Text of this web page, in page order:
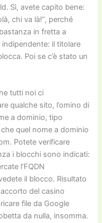
Sì, avete capito bene:
chi va là!”, perché
in fretta a
il titolare
Poi se c’è stato un
tutti noi ci
qualche sito, l’omino di
a dominio, tipo
quel nome a dominio
Potete verificare
i blocchi sono indicati:
l’FQDN
il blocco. Risultato
del casino
file da Google
da nulla, insomma.